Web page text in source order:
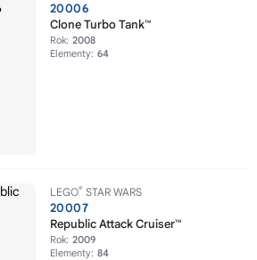
20006
Clone Turbo Tank™
Rok: 2008
Elementy: 64
LEGO® STAR WARS
20007
Republic Attack Cruiser™
Rok: 2009
Elementy: 84